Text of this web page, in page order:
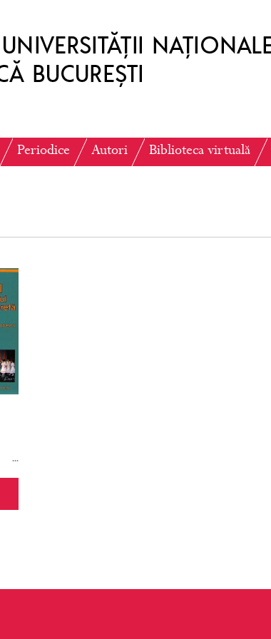
Periodice Autori Biblioteca virtuală